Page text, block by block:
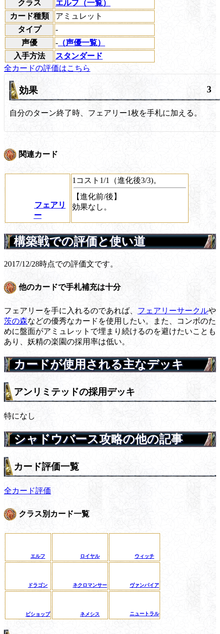
クラス
エルフ（一覧）
カード種類
アミュレット
タイプ
-
声優
- （声優一覧）
入手方法
スタンダード
全カードの評価はこちら
効果 3
自分のターン終了時、フェアリー1枚を手札に加える。
関連カード
フェアリ
ー
1コスト1/1（進化後3/3)。
【進化前/後】
効果なし。
構築戦での評価と使い道
2017/12/28時点での評価文です。
他のカードで手札補充は十分
フェアリーを手に入れるのであれば、 フェアリーサークルや
茨の森などの優秀なカードを使用したい。また、コンボのた
めに盤面がアミュレットで埋まり続けるのを避けたいことも
あり、妖精の楽園の採用率は低い。
カードが使用される主なデッキ
アンリミテッドの採用デッキ
特になし
シャドウバース攻略の他の記事
カード評価一覧
全カード評価
クラス別カード一覧
エルフ ロイヤル ウィッチ
ドラゴン ネクロマンサー ヴァンパイア
ビショップ ネメシス ニュートラル